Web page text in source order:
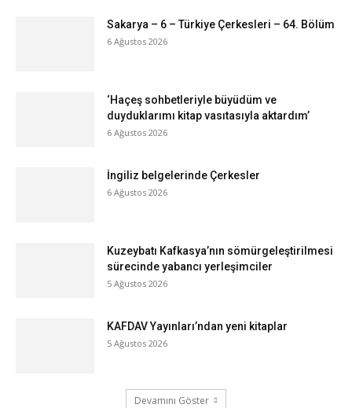
Sakarya – 6 – Türkiye Çerkesleri – 64. Bölüm
6 Ağustos 2026
‘Haçeş sohbetleriyle büyüdüm ve
duyduklarımı kitap vasıtasıyla aktardım’
6 Ağustos 2026
İngiliz belgelerinde Çerkesler
6 Ağustos 2026
Kuzeybatı Kafkasya’nın sömürgeleştirilmesi
sürecinde yabancı yerleşimciler
5 Ağustos 2026
KAFDAV Yayınları’ndan yeni kitaplar
5 Ağustos 2026
Devamını Göster